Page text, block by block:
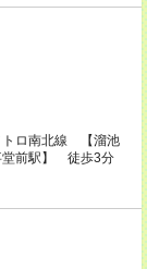
ロ南北線 【溜池
堂前駅】 徒歩3分